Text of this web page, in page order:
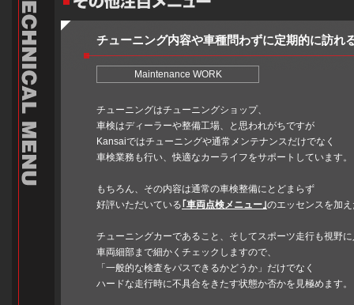
チューニング内容や車種問わずに定期的に訪れ
Maintenance WORK
チューニングはチューニングショップ、
車検はディーラーや整備工場、と思われがちですが
Kansaiではチューニングや通常メンテナンスだけでなく
車検業務も行い、快適なカーライフをサポートしています。
もちろん、その内容は通常の車検整備にとどまらず
好評いただいている｢車両点検メニュー｣のエッセンスを加
チューニングカーであること、そしてスポーツ走行も視野
車両細部まで細かくチェックしますので、
「一般的な検査をパスできるかどうか」だけでなく
ハードな走行時に不具合をきたす状態か否かを見極めます。